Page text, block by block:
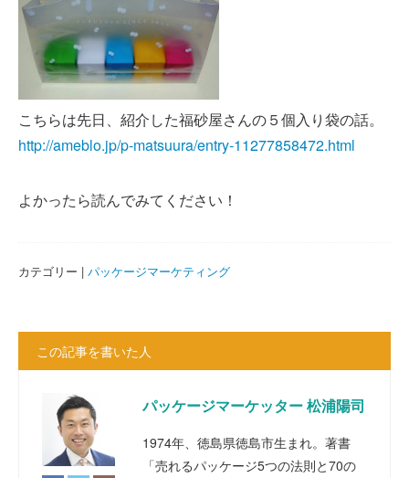
こちらは先日、紹介した福砂屋さんの５個入り袋の話。
http://ameblo.jp/p-matsuura/entry-11277858472.html
よかったら読んでみてください！
カテゴリー | パッケージマーケティング
この記事を書いた人
パッケージマーケッター 松浦陽司
1974年、徳島県徳島市生まれ。著書
「売れるパッケージ5つの法則と70の